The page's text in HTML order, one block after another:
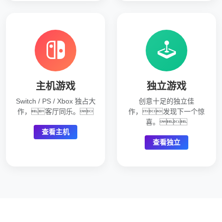
主机游戏
Switch / PS / Xbox 独占大
作，客厅同乐。
查看主机
独立游戏
创意十足的独立佳
作，发现下一个惊
喜。
查看独立